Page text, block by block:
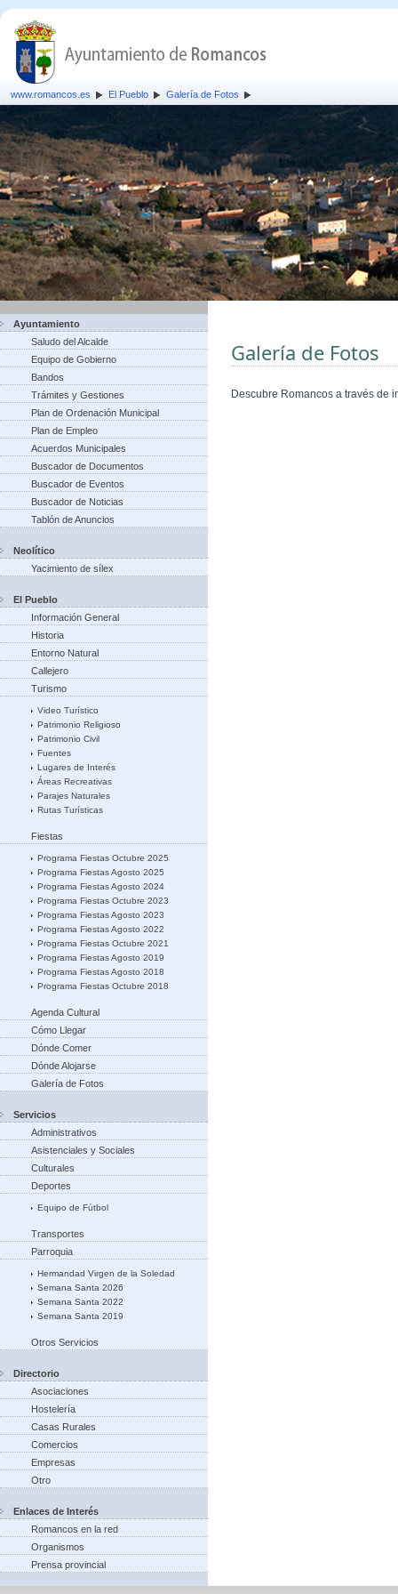
www.romancos.es El Pueblo Galería de Fotos
Ayuntamiento
Saludo del Alcalde
Equipo de Gobierno
Bandos
Trámites y Gestiones
Plan de Ordenación Municipal
Plan de Empleo
Acuerdos Municipales
Buscador de Documentos
Buscador de Eventos
Buscador de Noticias
Tablón de Anuncios
Neolítico
Yacimiento de sílex
El Pueblo
Información General
Historia
Entorno Natural
Callejero
Turismo
Video Turístico
Patrimonio Religioso
Patrimonio Civil
Fuentes
Lugares de Interés
Áreas Recreativas
Parajes Naturales
Rutas Turísticas
Fiestas
Programa Fiestas Octubre 2025
Programa Fiestas Agosto 2025
Programa Fiestas Agosto 2024
Programa Fiestas Octubre 2023
Programa Fiestas Agosto 2023
Programa Fiestas Agosto 2022
Programa Fiestas Octubre 2021
Programa Fiestas Agosto 2019
Programa Fiestas Agosto 2018
Programa Fiestas Octubre 2018
Agenda Cultural
Cómo Llegar
Dónde Comer
Dónde Alojarse
Galería de Fotos
Servicios
Administrativos
Asistenciales y Sociales
Culturales
Deportes
Equipo de Fútbol
Transportes
Parroquia
Hermandad Virgen de la Soledad
Semana Santa 2026
Semana Santa 2022
Semana Santa 2019
Otros Servicios
Directorio
Asociaciones
Hostelería
Casas Rurales
Comercios
Empresas
Otro
Enlaces de Interés
Romancos en la red
Organismos
Prensa provincial
Galería de Fotos
Descubre Romancos a través de